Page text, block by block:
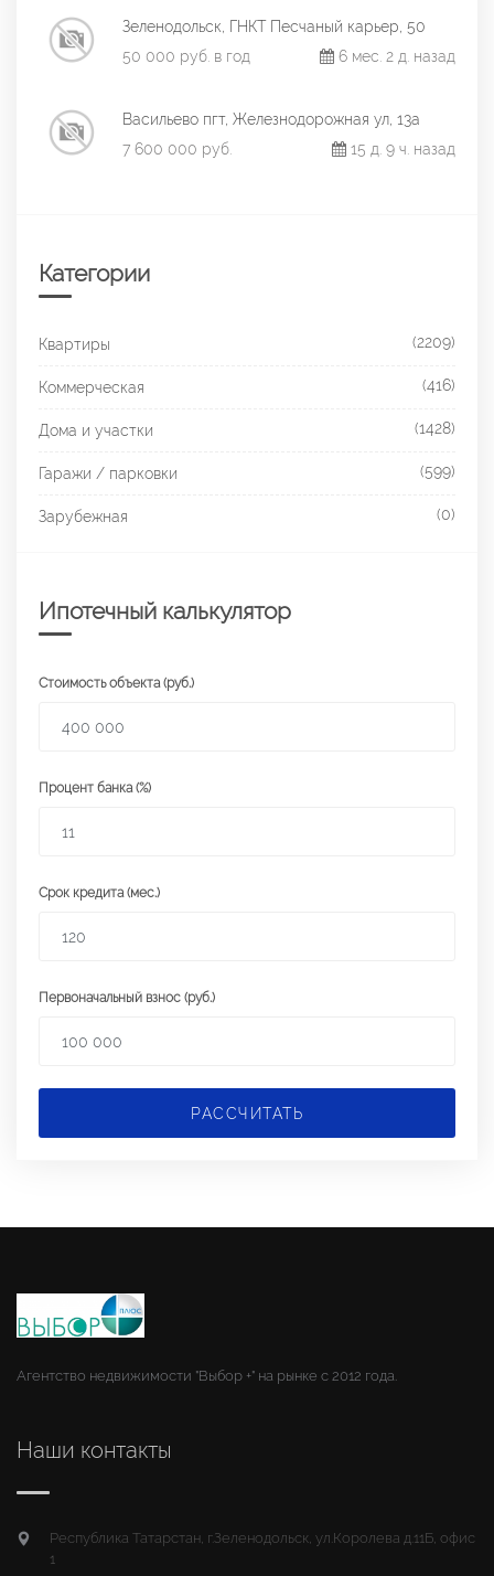
Зеленодольск, ГНКТ Песчаный карьер, 50
50 000 руб. в год
6 мес. 2 д. назад
Васильево пгт, Железнодорожная ул, 13а
7 600 000 руб.
15 д. 9 ч. назад
Категории
Квартиры (2209)
Коммерческая (416)
Дома и участки (1428)
Гаражи / парковки (599)
Зарубежная (0)
Ипотечный калькулятор
Стоимость объекта (руб.)
Процент банка (%)
Срок кредита (мес.)
Первоначальный взнос (руб.)
РАССЧИТАТЬ
Агентство недвижимости "Выбор +" на рынке с 2012 года.
Наши контакты
Республика Татарстан, г.Зеленодольск, ул.Королева д.11Б, офис
1